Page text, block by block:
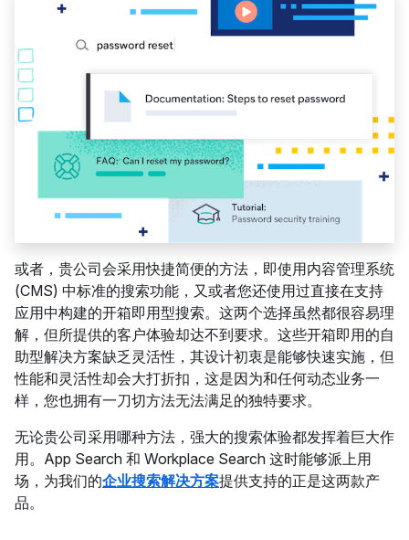
或者，贵公司会采用快捷简便的方法，即使用内容管理系统
(CMS) 中标准的搜索功能，又或者您还使用过直接在支持
应用中构建的开箱即用型搜索。这两个选择虽然都很容易理
解，但所提供的客户体验却达不到要求。这些开箱即用的自
助型解决方案缺乏灵活性，其设计初衷是能够快速实施，但
性能和灵活性却会大打折扣，这是因为和任何动态业务一
样，您也拥有一刀切方法无法满足的独特要求。
无论贵公司采用哪种方法，强大的搜索体验都发挥着巨大作
用。App Search 和 Workplace Search 这时能够派上用
场，为我们的企业搜索解决方案提供支持的正是这两款产
品。